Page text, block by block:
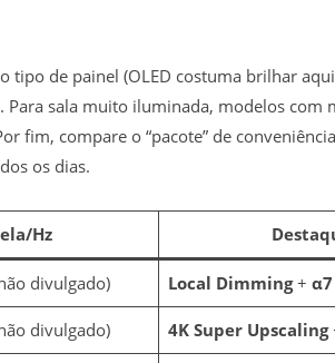
tipo de painel (OLED costuma brilhar
. Para sala muito iluminada, modelos com
fim, compare o “pacote” de
os dias.
Hz
divulgado) Local Dimming+
divulgado) 4K Super Upscaling